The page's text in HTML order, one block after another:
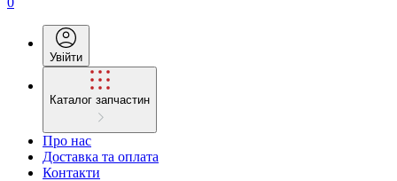
Увійти
Каталог запчастин
Про нас
Доставка та оплата
Контакти